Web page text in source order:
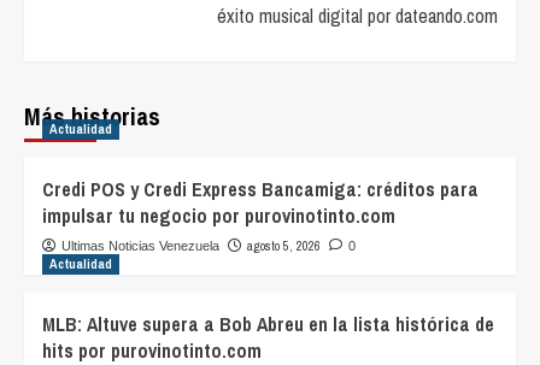
éxito musical digital por dateando.com
Más historias
Actualidad
Credi POS y Credi Express Bancamiga: créditos para
impulsar tu negocio por purovinotinto.com
Ultimas Noticias Venezuela agosto 5, 2026 0
Actualidad
MLB: Altuve supera a Bob Abreu en la lista histórica de
hits por purovinotinto.com